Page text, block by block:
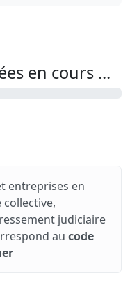
en cours ...
entreprises en
judiciaire
au code